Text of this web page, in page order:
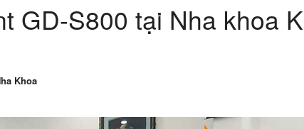
GD-S800 tại Nha khoa
Khoa